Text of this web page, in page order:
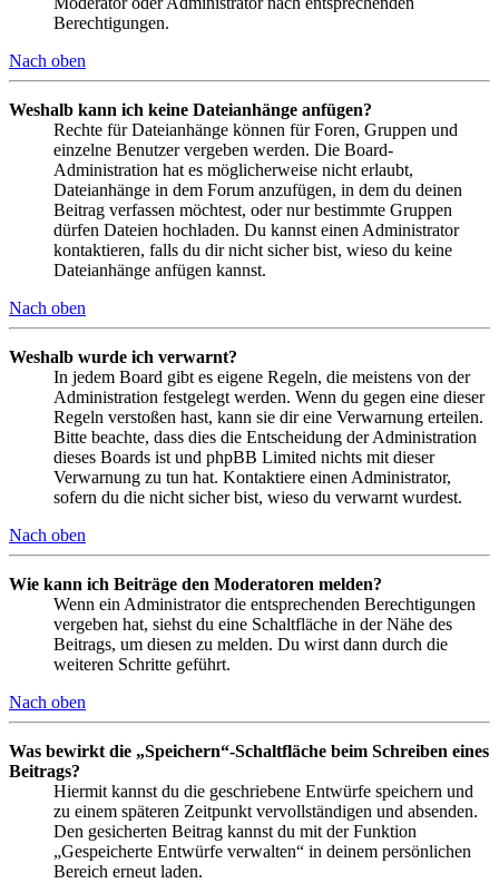
Berechtigungen.
Nach oben
Weshalb kann ich keine Dateianhänge anfügen?
Rechte für Dateianhänge können für Foren, Gruppen und
einzelne Benutzer vergeben werden. Die Board-
Administration hat es möglicherweise nicht erlaubt,
Dateianhänge in dem Forum anzufügen, in dem du deinen
Beitrag verfassen möchtest, oder nur bestimmte Gruppen
dürfen Dateien hochladen. Du kannst einen Administrator
kontaktieren, falls du dir nicht sicher bist, wieso du keine
Dateianhänge anfügen kannst.
Nach oben
Weshalb wurde ich verwarnt?
In jedem Board gibt es eigene Regeln, die meistens von der
Administration festgelegt werden. Wenn du gegen eine dieser
Regeln verstoßen hast, kann sie dir eine Verwarnung erteilen.
Bitte beachte, dass dies die Entscheidung der Administration
dieses Boards ist und phpBB Limited nichts mit dieser
Verwarnung zu tun hat. Kontaktiere einen Administrator,
sofern du die nicht sicher bist, wieso du verwarnt wurdest.
Nach oben
Wie kann ich Beiträge den Moderatoren melden?
Wenn ein Administrator die entsprechenden Berechtigungen
vergeben hat, siehst du eine Schaltfläche in der Nähe des
Beitrags, um diesen zu melden. Du wirst dann durch die
weiteren Schritte geführt.
Nach oben
Was bewirkt die „Speichern“-Schaltfläche beim Schreiben eines
Beitrags?
Hiermit kannst du die geschriebene Entwürfe speichern und
zu einem späteren Zeitpunkt vervollständigen und absenden.
Den gesicherten Beitrag kannst du mit der Funktion
„Gespeicherte Entwürfe verwalten“ in deinem persönlichen
Bereich erneut laden.